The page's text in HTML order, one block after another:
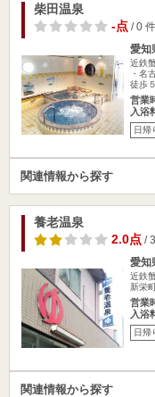
柴田温泉
-点/ 0 件
愛知
近鉄
・名
徒歩
営業
入浴
日帰
関連情報から探す
養老温泉
2.0点/
愛知
近鉄
新栄
営業
入浴
日帰
関連情報から探す